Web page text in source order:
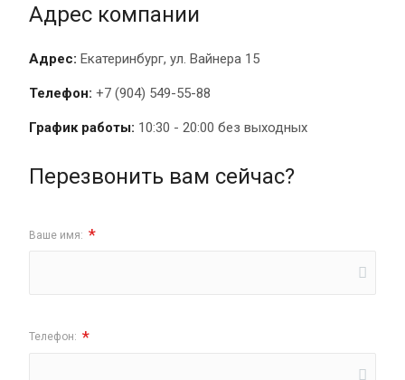
Адрес компании
Адрес: Екатеринбург, ул. Вайнера 15
Телефон: +7 (904) 549-55-88
График работы: 10:30 - 20:00 без выходных
Перезвонить вам сейчас?
Ваше имя: *
Телефон: *